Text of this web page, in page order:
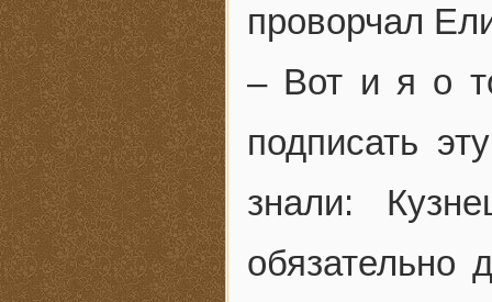
проворчал
– Вот и я о
подписать
знали:
обязательно